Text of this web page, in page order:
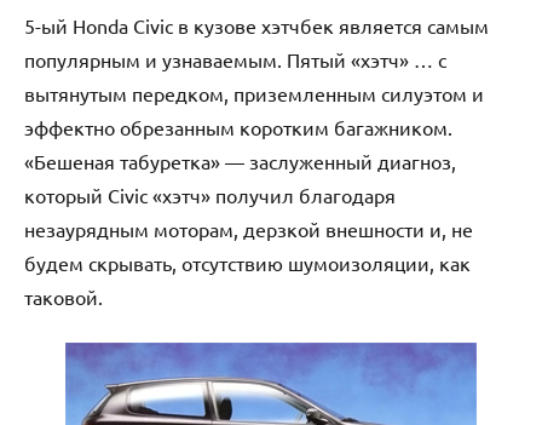
5-ый Honda Civic в кузове хэтчбек является самым
популярным и узнаваемым. Пятый «хэтч» … с
вытянутым передком, приземленным силуэтом и
эффектно обрезанным коротким багажником.
«Бешеная табуретка» — заслуженный диагноз,
который Civic «хэтч» получил благодаря
незаурядным моторам, дерзкой внешности и, не
будем скрывать, отсутствию шумоизоляции, как
таковой.